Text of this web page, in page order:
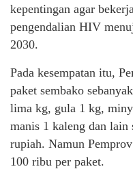
kepentingan agar
pengendalian HIV
2030.
Pada kesempatan itu,
paket sembako
lima kg, gula 1 kg,
manis 1 kaleng dan lain
rupiah. Namun
100 ribu per paket.